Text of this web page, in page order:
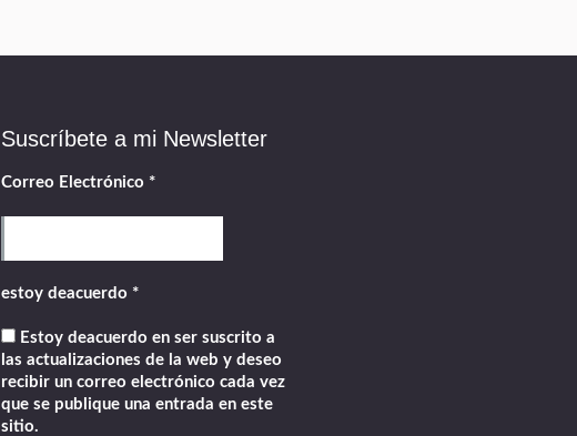
Suscríbete a mi Newsletter
Correo Electrónico *
estoy deacuerdo *
Estoy deacuerdo en ser suscrito a
las actualizaciones de la web y deseo
recibir un correo electrónico cada vez
que se publique una entrada en este
sitio.